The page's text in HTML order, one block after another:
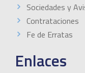
Sociedades y
Contrataciones
Fe de Erratas
Enlaces